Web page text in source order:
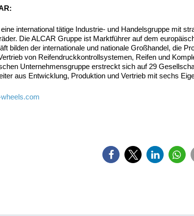
international tätige Industrie- und Handelsgruppe mit
Die ALCAR Gruppe ist Marktführer auf dem
bilden der internationale und nationale Großhandel, die
von Reifendruckkontrollsystemen, Reifen und
Unternehmensgruppe erstreckt sich auf 29
aus Entwicklung, Produktion und Vertrieb mit sechs